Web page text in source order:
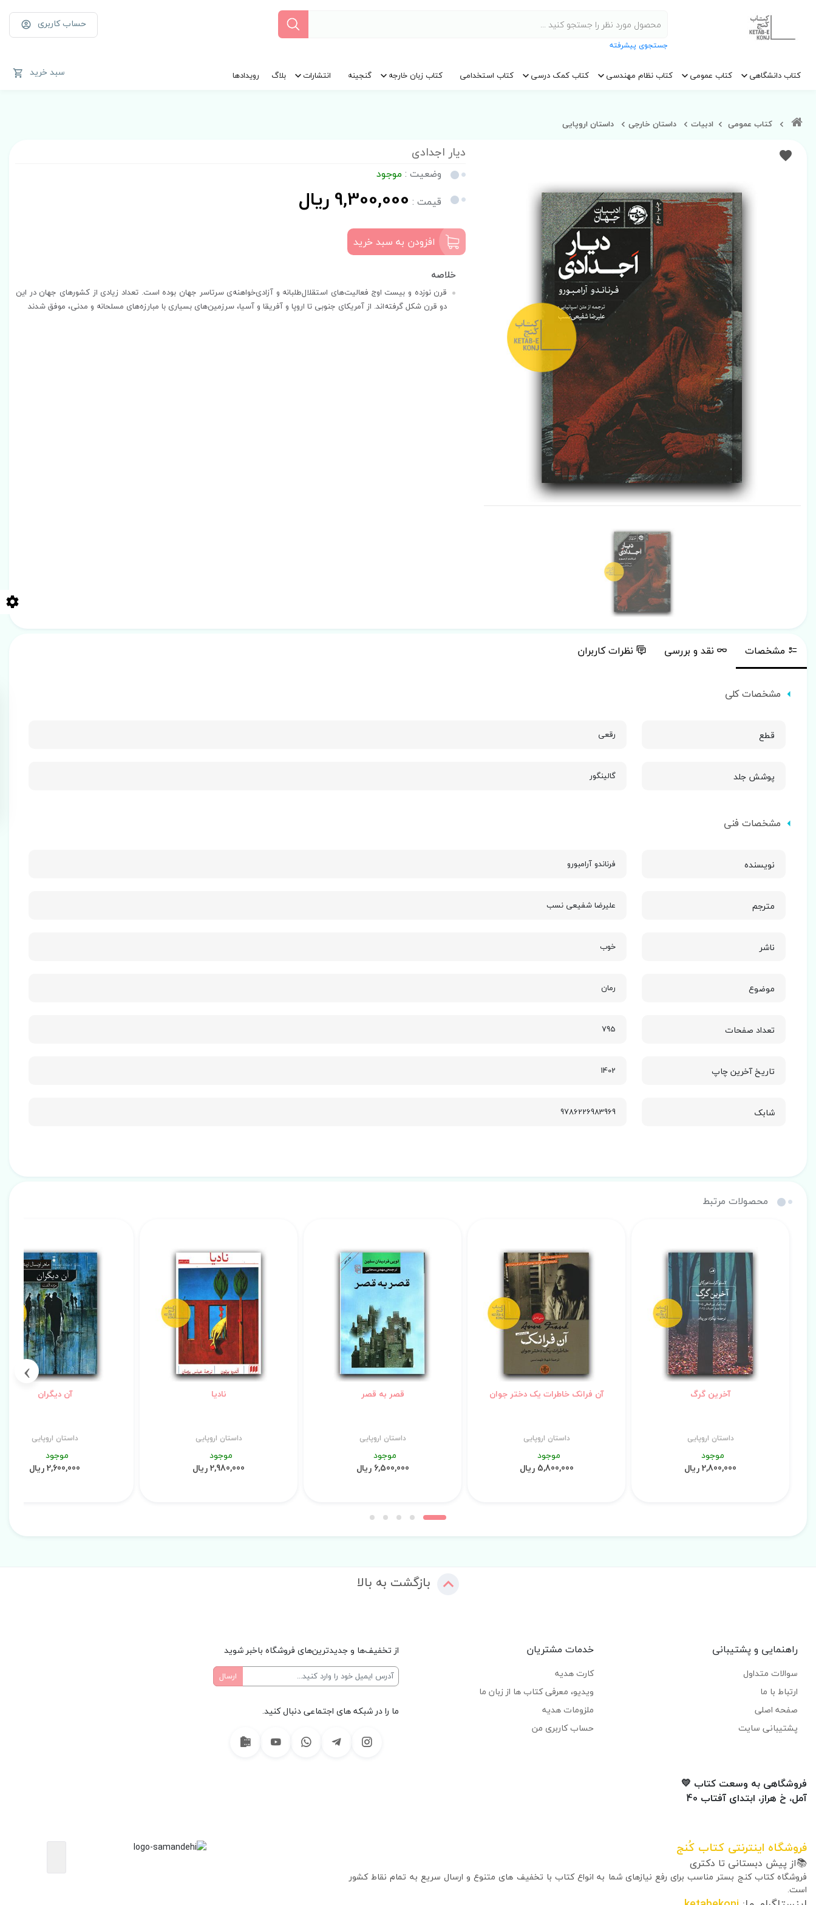
جستجوی پیشرفته
حساب کاربری
کتاب دانشگاهی کتاب عمومی کتاب نظام مهندسی کتاب کمک درسی کتاب استخدامی کتاب زبان خارجه گنجینه انتشارات بلاگ رویدادها سبد خرید
کتاب عمومی ادبیات داستان خارجی داستان اروپایی
دیار اجدادی
وضعیت : موجود
قیمت : 9,300,000 ریال
افزودن به سبد خرید
قرن نوزده و بیست اوج فعالیت‌های استقلال‌طلبانه‌ و آزادی‌خواهنه‌ی سرتاسر جهان بوده است. تعداد زیادی از کشورهای جهان در این
دو قرن شکل گرفته‌اند. از آمریکای جنوبی تا اروپا و آفریقا و آسیا، سرزمین‌های بسیاری با مبارزه‌های مسلحانه و مدنی، موفق شدند
مشخصات نقد و بررسی نظرات کاربران
مشخصات کلی
قطع رقعی
پوشش جلد گالینگور
مشخصات فنی
نویسنده فرناندو آرامبورو
مترجم علیرضا شفیعی نسب
ناشر خوب
موضوع رمان
تعداد صفحات 795
تاریخ آخرین چاپ 1402
شابک 9786226983969
محصولات مرتبط
آخرین گرگ
داستان اروپایی
موجود
2,800,000 ریال
آن فرانک خاطرات یک دختر جوان
داستان اروپایی
موجود
5,800,000 ریال
قصر به قصر
داستان اروپایی
موجود
6,500,000 ریال
نادیا
داستان اروپایی
موجود
2,980,000 ریال
آن دیگران
داستان اروپایی
موجود
2,600,000 ریال
›
بازگشت به بالا
راهنمایی و پشتیبانی
سوالات متداول
ارتباط با ما
صفحه اصلی
پشتیبانی سایت
خدمات مشتریان
کارت هدیه
ویدیو، معرفی کتاب ها از زبان ما
ملزومات هدیه
حساب کاربری من
از تخفیف‌ها و جدیدترین‌های فروشگاه باخبر شوید
ما را در شبکه های اجتماعی دنبال کنید.
فروشگاهی به وسعت کتاب 💛
آمل، خ هراز، ابتدای آفتاب 40
فروشگاه اینترنتی کتاب کُنج
📚از پیش دبستانی تا دکتری
فروشگاه کتاب کنج بستر مناسب برای رفع نیازهای شما به انواع کتاب با تخفیف های متنوع و ارسال سریع به تمام نقاط کشور
است.